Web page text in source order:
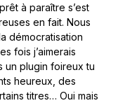
à paraître s’est
en fait. Nous
démocratisation
fois j’aimerais
un plugin foireux tu
heureux, des
titres… Oui mais